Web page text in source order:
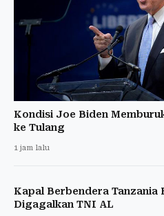
Kondisi Joe Biden
ke Tulang
1 jam lalu
Kapal Berbendera Tanzania
Digagalkan TNI AL